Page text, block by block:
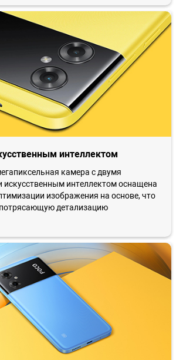
интеллектом
камера с двумя
искусственным интеллектом оснащена
изображения на основе, что
детализацию